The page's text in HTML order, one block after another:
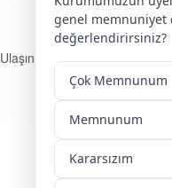
Yenice Mah. Atatürk Cad.
İşhanı Kat:1 No:1
0 386 213 11 86
genel memnuniyet
değerlendirirsiniz?
Çok Memnunum
Memnunum
Kararsızım